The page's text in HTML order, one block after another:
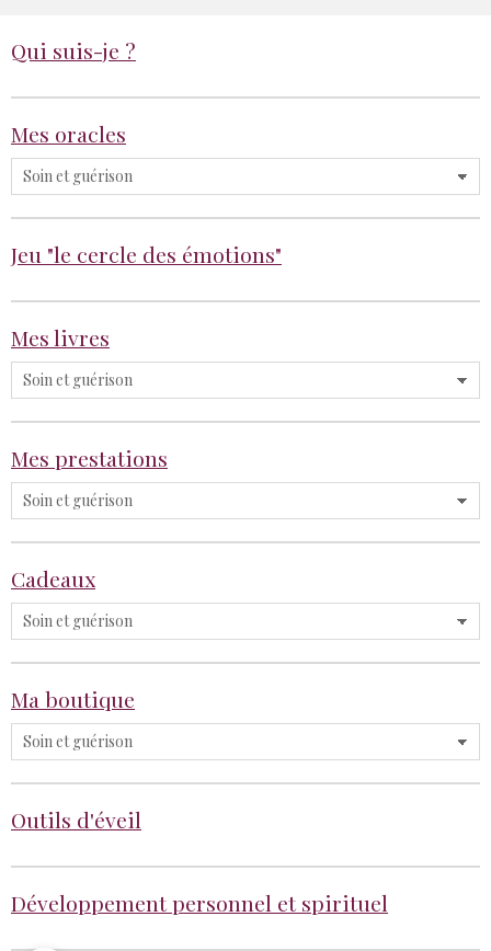
Qui suis-je ?
Mes oracles
Jeu "le cercle des émotions"
Mes livres
Mes prestations
Cadeaux
Ma boutique
Outils d'éveil
Développement personnel et spirituel